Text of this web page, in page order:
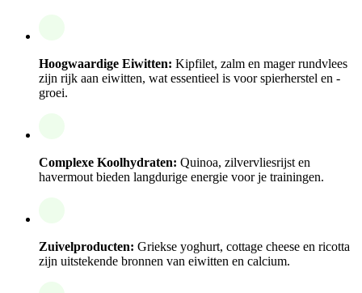
Hoogwaardige Eiwitten: Kipfilet, zalm en mager rundvlees
zijn rijk aan eiwitten, wat essentieel is voor spierherstel en -
groei.
Complexe Koolhydraten: Quinoa, zilvervliesrijst en
havermout bieden langdurige energie voor je trainingen.
Zuivelproducten: Griekse yoghurt, cottage cheese en ricotta
zijn uitstekende bronnen van eiwitten en calcium.